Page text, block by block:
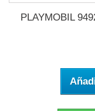
PLAYMOBIL